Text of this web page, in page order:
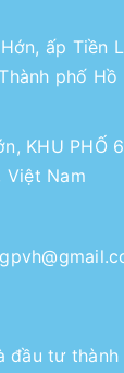
ấp Tiền
phố Hồ
KHU PHỐ
Việt Nam
đầu tư